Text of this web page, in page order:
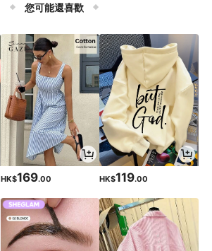
您可能還喜歡
HK$169.00 HK$119.00